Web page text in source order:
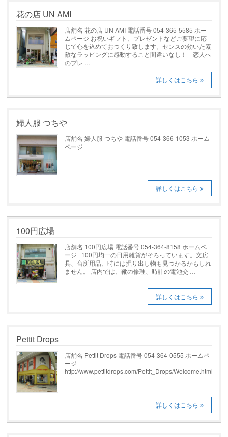
花の店 UN AMI
店舗名 花の店 UN AMI 電話番号 054-365-5585 ホー
ムページ お祝いギフト、プレゼントなどご要望に応
じて心を込めておつくり致します。センスの効いた素
敵なラッピングに感動すること間違いなし！ 恋人へ
のプレ …
詳しくはこちら
婦人服 つちや
店舗名 婦人服 つちや 電話番号 054-366-1053 ホーム
ページ
詳しくはこちら
100円広場
店舗名 100円広場 電話番号 054-364-8158 ホームペ
ージ 100円均一の日用雑貨がそろっています。文房
具、台所用品、時には掘り出し物も見つかるかもしれ
ません。 店内では、靴の修理、時計の電池交 …
詳しくはこちら
Pettit Drops
店舗名 Pettit Drops 電話番号 054-364-0555 ホームペ
ージ
http://www.pettitdrops.com/Pettit_Drops/Welcome.html
詳しくはこちら